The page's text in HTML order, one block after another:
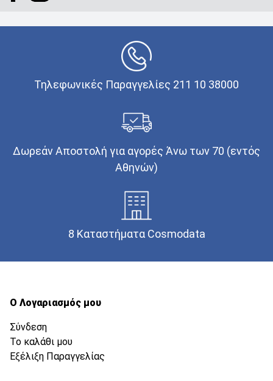
Τηλεφωνικές Παραγγελίες 211 10 38000
Δωρεάν Αποστολή για αγορές Άνω των 70 (εντός
Αθηνών)
8 Καταστήματα Cosmodata
Ο Λογαριασμός μου
Σύνδεση
Το καλάθι μου
Εξέλιξη Παραγγελίας